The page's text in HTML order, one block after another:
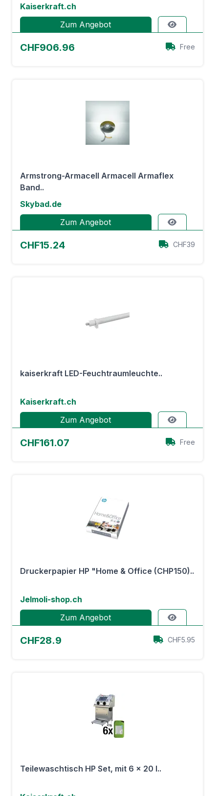
Kaiserkraft.ch
Zum Angebot
CHF906.96 Free
Armstrong-Armacell Armacell Armaflex
Band..
Skybad.de
Zum Angebot
CHF15.24 CHF39
kaiserkraft LED-Feuchtraumleuchte..
Kaiserkraft.ch
Zum Angebot
CHF161.07 Free
Druckerpapier HP "Home & Office (CHP150)..
Jelmoli-shop.ch
Zum Angebot
CHF28.9 CHF5.95
Teilewaschtisch HP Set, mit 6 x 20 l..